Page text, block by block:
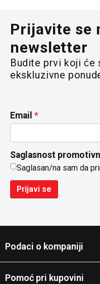
Prijavite se
newsletter
Budite prvi koji će
ekskluzivne
Email
Saglasnost
Saglasan/na sam da
Prijavi se
Podaci o kompaniji
Pomoć pri kupovini